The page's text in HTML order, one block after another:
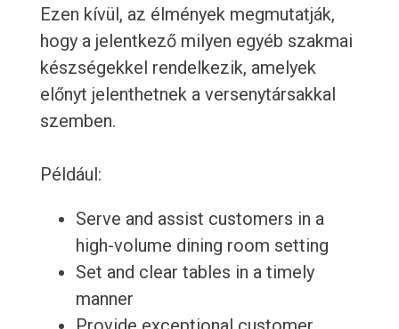
Ezen kívül, az élmények megmutatják,
hogy a jelentkező milyen egyéb szakmai
készségekkel rendelkezik, amelyek
előnyt jelenthetnek a versenytársakkal
szemben.
Például:
Serve and assist customers in a
high-volume dining room setting
Set and clear tables in a timely
manner